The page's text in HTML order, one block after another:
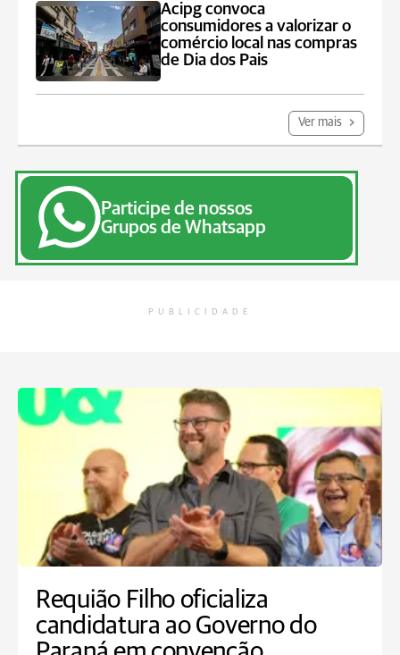
Acipg convoca
consumidores a valorizar o
comércio local nas compras
de Dia dos Pais
Ver mais
Participe de nossos
Grupos de Whatsapp
PUBLICIDADE
Requião Filho oficializa
candidatura ao Governo do